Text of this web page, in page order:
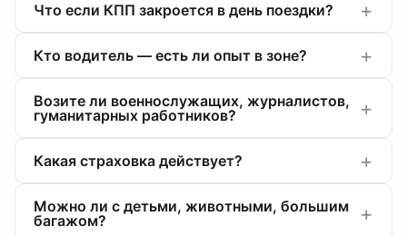
Что если КПП закроется в день поездки?
Кто водитель — есть ли опыт в зоне?
Возите ли военнослужащих, журналистов,
гуманитарных работников?
Какая страховка действует?
Можно ли с детьми, животными, большим
багажом?